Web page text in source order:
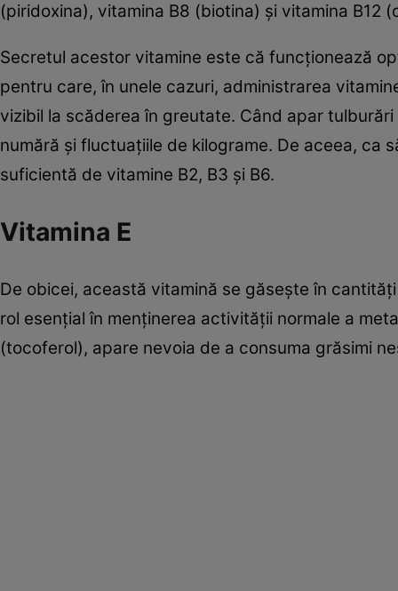
(piridoxina), vitamina B8 (biotina) şi vitamina B12
Secretul acestor vitamine este că funcţionează
pentru care, în unele cazuri, administrarea
vizibil la scăderea în greutate. Când apar
numără şi fluctuaţiile de kilograme. De aceea,
suficientă de vitamine B2, B3 şi B6.
Vitamina E
De obicei, această vitamină se găseşte în
rol esenţial în menţinerea activităţii normale a
(tocoferol), apare nevoia de a consuma grăsimi